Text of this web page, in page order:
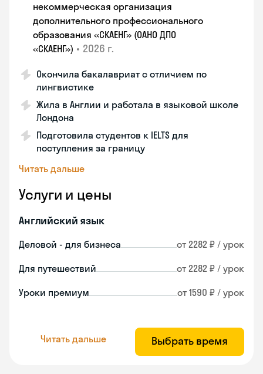
некоммерческая организация
дополнительного профессионального
образования «СКАЕНГ» (ОАНО ДПО
«СКАЕНГ») • 2026 г.
Окончила бакалавриат с отличием по
лингвистике
Жила в Англии и работала в языковой школе
Лондона
Подготовила студентов к IELTS для
поступления за границу
Читать дальше
Услуги и цены
Английский язык
Деловой - для бизнеса от 2282 ₽ / урок
Для путешествий от 2282 ₽ / урок
Уроки премиум от 1590 ₽ / урок
Читать дальше Выбрать время